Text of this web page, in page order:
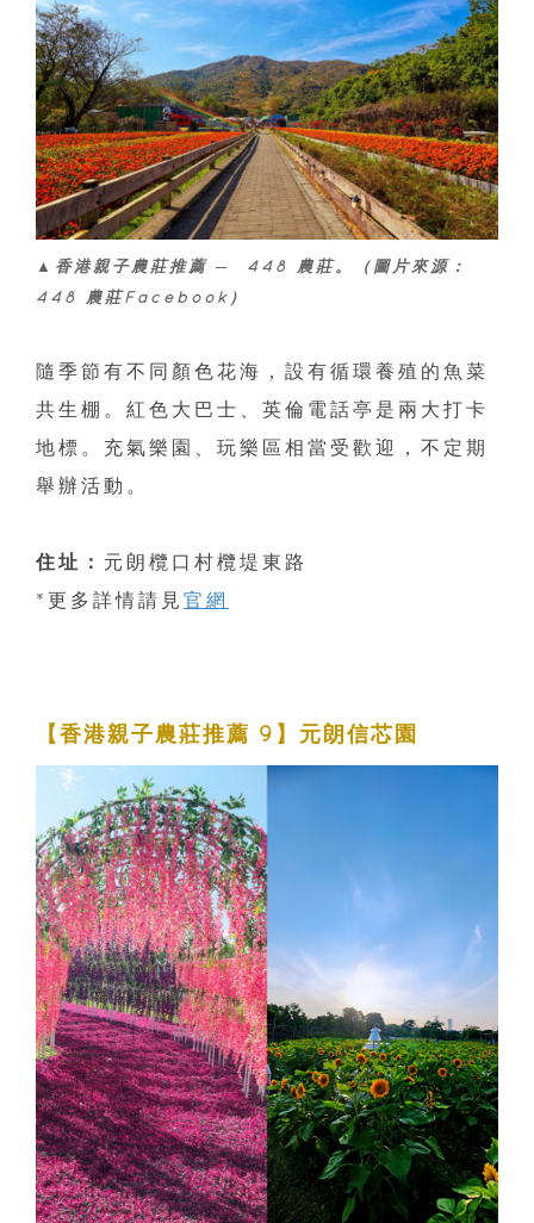
▲香港親子農莊推薦 ─ 448 農莊。（圖片來源：
448 農莊Facebook）
隨季節有不同顏色花海，設有循環養殖的魚菜
共生棚。紅色大巴士、英倫電話亭是兩大打卡
地標。充氣樂園、玩樂區相當受歡迎，不定期
舉辦活動。
住址： 元朗欖口村欖堤東路
*更多詳情請見 官網
【香港親子農莊推薦 9】元朗信芯園